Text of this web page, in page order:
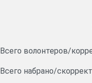
Всего волонтеров/
Всего набрано/